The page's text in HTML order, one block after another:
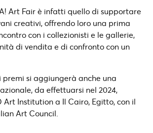
Art Fair è infatti quello di supportare
creativi, offrendo loro una prima
con i collezionisti e le gallerie,
di vendita e di confronto con un
premi si aggiungerà anche una
da effettuarsi nel 2024,
Art Institution a Il Cairo, Egitto, con il
Art Council.